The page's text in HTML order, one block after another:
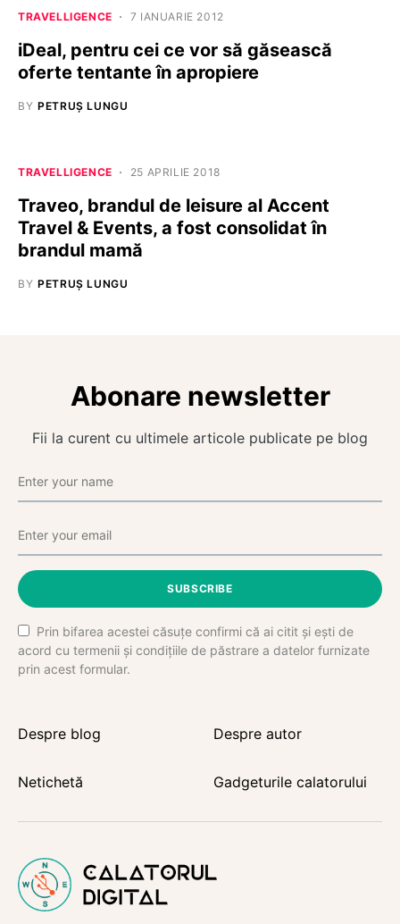
TRAVELLIGENCE 7 IANUARIE 2012
iDeal, pentru cei ce vor să găsească
oferte tentante în apropiere
BY PETRUȘ LUNGU
TRAVELLIGENCE 25 APRILIE 2018
Traveo, brandul de leisure al Accent
Travel & Events, a fost consolidat în
brandul mamă
BY PETRUȘ LUNGU
Abonare newsletter
Fii la curent cu ultimele articole publicate pe blog
SUBSCRIBE
Prin bifarea acestei căsuțe confirmi că ai citit și ești de
acord cu termenii și condițiile de păstrare a datelor furnizate
prin acest formular.
Despre blog Despre autor
Netichetă Gadgeturile calatorului